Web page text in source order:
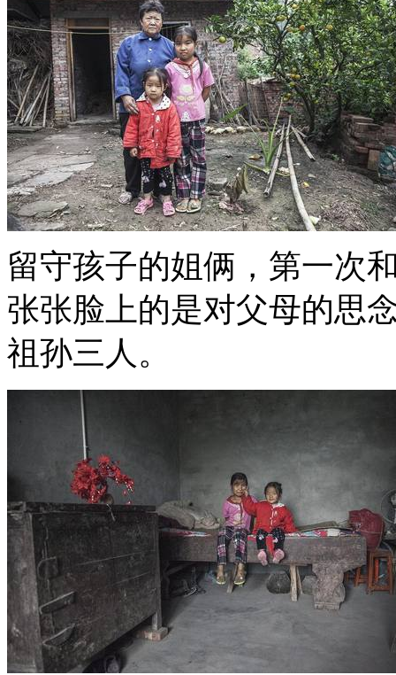
留守孩子的姐俩，第一次
张张脸上的是对父母的思
祖孙三人。